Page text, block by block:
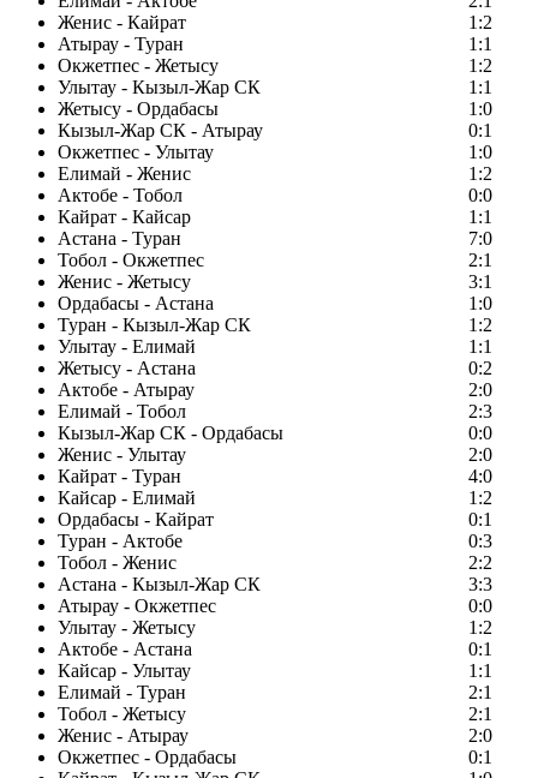
Женис - Кайрат
1:2
Атырау - Туран
1:1
Окжетпес - Жетысу
1:2
Улытау - Кызыл-Жар СК
1:1
Жетысу - Ордабасы
1:0
Кызыл-Жар СК - Атырау
0:1
Окжетпес - Улытау
1:0
Елимай - Женис
1:2
Актобе - Тобол
0:0
Кайрат - Кайсар
1:1
Астана - Туран
7:0
Тобол - Окжетпес
2:1
Женис - Жетысу
3:1
Ордабасы - Астана
1:0
Туран - Кызыл-Жар СК
1:2
Улытау - Елимай
1:1
Жетысу - Астана
0:2
Актобе - Атырау
2:0
Елимай - Тобол
2:3
Кызыл-Жар СК - Ордабасы
0:0
Женис - Улытау
2:0
Кайрат - Туран
4:0
Кайсар - Елимай
1:2
Ордабасы - Кайрат
0:1
Туран - Актобе
0:3
Тобол - Женис
2:2
Астана - Кызыл-Жар СК
3:3
Атырау - Окжетпес
0:0
Улытау - Жетысу
1:2
Актобе - Астана
0:1
Кайсар - Улытау
1:1
Елимай - Туран
2:1
Тобол - Жетысу
2:1
Женис - Атырау
2:0
Окжетпес - Ордабасы
0:1